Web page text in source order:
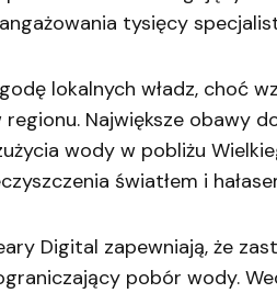
tysięcy
lokalnych władz, choć
Największe obawy
wody w pobliżu
światłem i
Digital zapewniają, że
pobór wody.